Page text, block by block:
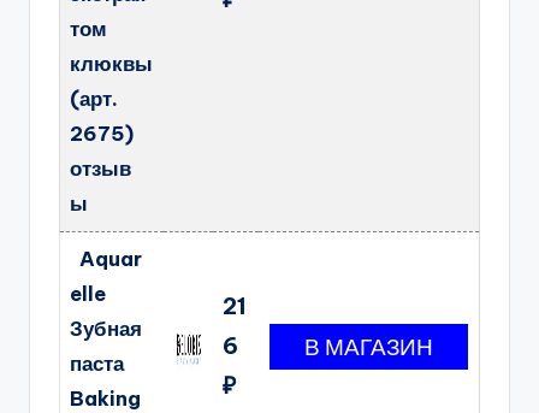
том
клюквы
(арт.
2675)
отзыв
ы
Aquar
elle
Зубная
паста
Baking
21
6
₽